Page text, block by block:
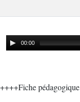
00:00
++++Fiche pédagogique